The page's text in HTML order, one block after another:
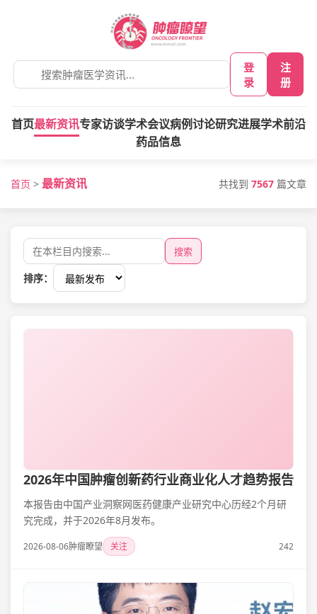
登
录
注
册
首页最新资讯专家访谈学术会议病例讨论研究进展学术前沿
药品信息
首页 > 最新资讯 共找到 7567 篇文章
搜索
排序：
2026年中国肿瘤创新药行业商业化人才趋势报告
本报告由中国产业洞察网医药健康产业研究中心历经2个月研
究完成，并于2026年8月发布。
2026-08-06肿瘤瞭望 关注 242